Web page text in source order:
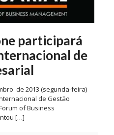
participará
de
de 2013 (segunda-feira)
de Gestão
of Business
[…]